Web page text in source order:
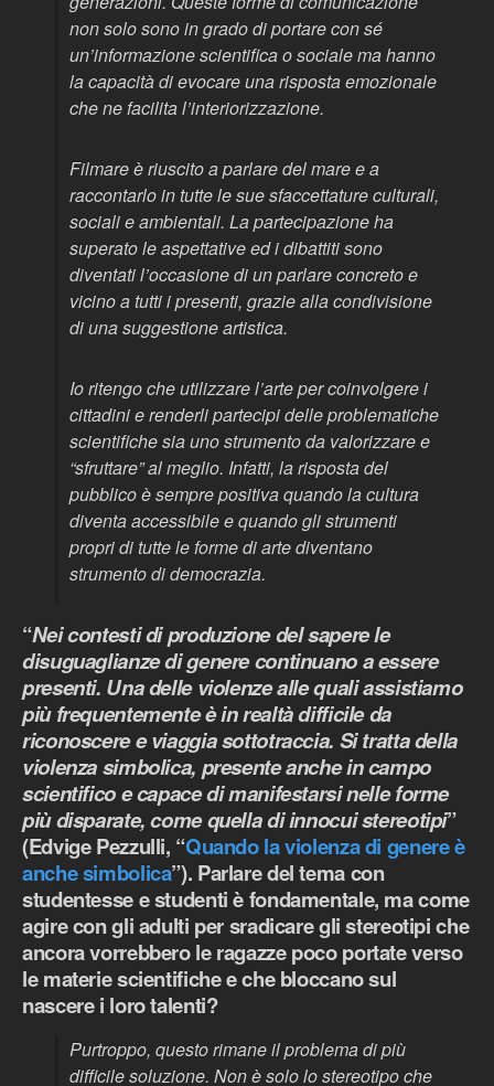
non solo sono in grado di portare con sé
un’informazione scientifica o sociale ma hanno
la capacità di evocare una risposta emozionale
che ne facilita l’interiorizzazione.
Filmare è riuscito a parlare del mare e a
raccontarlo in tutte le sue sfaccettature culturali,
sociali e ambientali. La partecipazione ha
superato le aspettative ed i dibattiti sono
diventati l’occasione di un parlare concreto e
vicino a tutti i presenti, grazie alla condivisione
di una suggestione artistica.
Io ritengo che utilizzare l’arte per coinvolgere i
cittadini e renderli partecipi delle problematiche
scientifiche sia uno strumento da valorizzare e
“sfruttare” al meglio. Infatti, la risposta del
pubblico è sempre positiva quando la cultura
diventa accessibile e quando gli strumenti
propri di tutte le forme di arte diventano
strumento di democrazia.
“Nei contesti di produzione del sapere le
disuguaglianze di genere continuano a essere
presenti. Una delle violenze alle quali assistiamo
più frequentemente è in realtà difficile da
riconoscere e viaggia sottotraccia. Si tratta della
violenza simbolica, presente anche in campo
scientifico e capace di manifestarsi nelle forme
più disparate, come quella di innocui stereotipi”
(Edvige Pezzulli, “Quando la violenza di genere è
anche simbolica”). Parlare del tema con
studentesse e studenti è fondamentale, ma come
agire con gli adulti per sradicare gli stereotipi che
ancora vorrebbero le ragazze poco portate verso
le materie scientifiche e che bloccano sul
nascere i loro talenti?
Purtroppo, questo rimane il problema di più
difficile soluzione. Non è solo lo stereotipo che